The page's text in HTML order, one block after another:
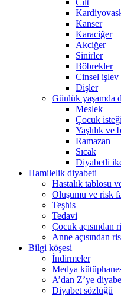
Kanser
Karaciğer
Akciğer
Sinirler
Böbrekler
Cinsel işlev
Dişler
Günlük yaşamda
Meslek
Çocuk isteği
Yaşlılık ve
Ramazan
Sıcak
Diyabetli
Hamilelik diyabeti
Hastalık tablosu
Oluşumu ve risk
Teşhis
Tedavi
Çocuk açısından
Anne açısından
Bilgi köşesi
İndirmeler
Medya
A’dan Z’ye
Diyabet sözlüğü